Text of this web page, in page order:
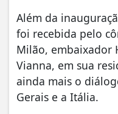
Além da
foi recebida pelo
Milão, embaixador
Vianna, em sua
ainda mais o
Gerais e a Itália.